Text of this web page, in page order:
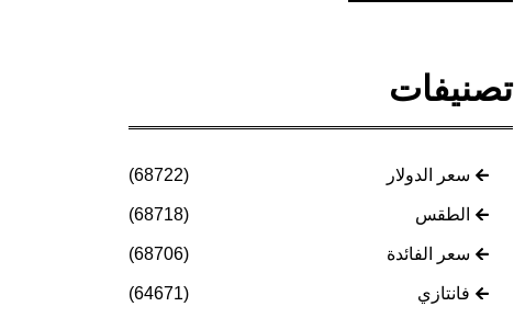
تصنيفات
سعر الدولار (68722)
الطقس (68718)
سعر الفائدة (68706)
فانتازي (64671)